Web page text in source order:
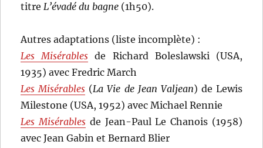
titreL’évadé du bagne (1h50).
Autres adaptations (liste incomplète) :
Les Misérables de Richard Boleslawski (USA,
1935) avec Fredric March
Les Misérables (La Vie de Jean Valjean) de Lewis
Milestone (USA, 1952) avec Michael Rennie
Les Misérables de Jean-Paul Le Chanois (1958)
avec Jean Gabin et Bernard Blier